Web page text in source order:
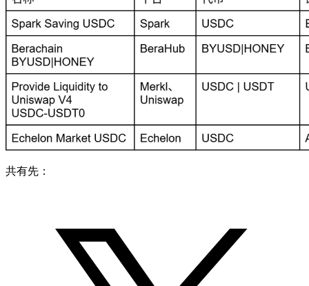
共有先：